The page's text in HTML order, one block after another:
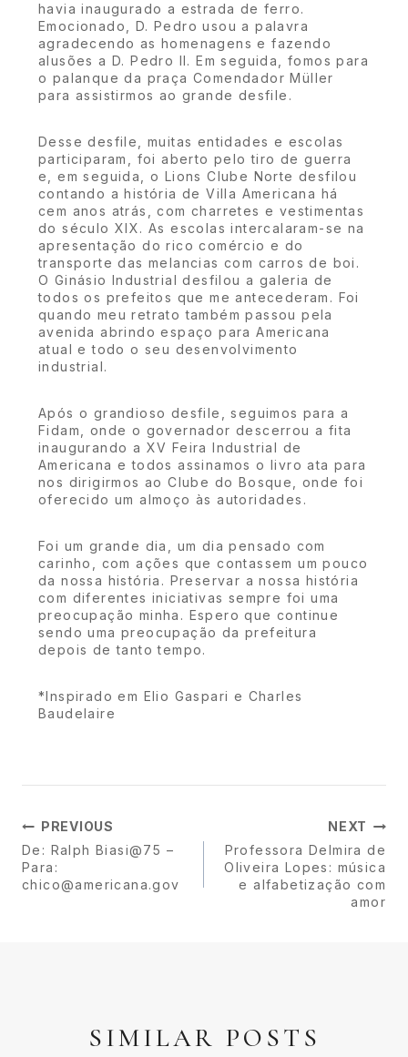
havia inaugurado a estrada de ferro.
Emocionado, D. Pedro usou a palavra
agradecendo as homenagens e fazendo
alusões a D. Pedro II. Em seguida, fomos para
o palanque da praça Comendador Müller
para assistirmos ao grande desfile.
Desse desfile, muitas entidades e escolas
participaram, foi aberto pelo tiro de guerra
e, em seguida, o Lions Clube Norte desfilou
contando a história de Villa Americana há
cem anos atrás, com charretes e vestimentas
do século XIX. As escolas intercalaram-se na
apresentação do rico comércio e do
transporte das melancias com carros de boi.
O Ginásio Industrial desfilou a galeria de
todos os prefeitos que me antecederam. Foi
quando meu retrato também passou pela
avenida abrindo espaço para Americana
atual e todo o seu desenvolvimento
industrial.
Após o grandioso desfile, seguimos para a
Fidam, onde o governador descerrou a fita
inaugurando a XV Feira Industrial de
Americana e todos assinamos o livro ata para
nos dirigirmos ao Clube do Bosque, onde foi
oferecido um almoço às autoridades.
Foi um grande dia, um dia pensado com
carinho, com ações que contassem um pouco
da nossa história. Preservar a nossa história
com diferentes iniciativas sempre foi uma
preocupação minha. Espero que continue
sendo uma preocupação da prefeitura
depois de tanto tempo.
*Inspirado em Elio Gaspari e Charles
Baudelaire
PREVIOUS
De: Ralph Biasi@75 –
Para:
chico@americana.gov
NEXT
Professora Delmira de
Oliveira Lopes: música
e alfabetização com
amor
SIMILAR POSTS